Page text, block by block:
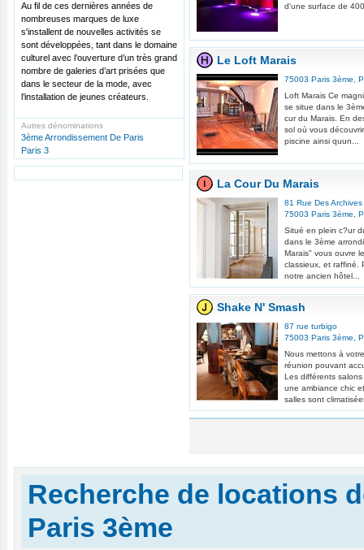
Au fil de ces dernières années de
nombreuses marques de luxe
s'installent de nouvelles activités se
sont développées, tant dans le domaine
culturel avec l’ouverture d’un très grand
nombre de galeries d’art prisées que
dans le secteur de la mode, avec
l’installation de jeunes créateurs.
Autres dénominations
3ème Arrondissement De Paris
Paris 3
d'une surface de
Le Loft Marais
75003 Paris 3ème
Loft Marais Ce
se situe dans le
cur du Marais. En
sol où vous
piscine ainsi quun...
La Cour Du Marais
81 Rue Des Archives
75003 Paris 3ème
Situé en plein c?ur
dans le 3ème
Marais" vous ouvre
classieux, et raffiné.
notre ancien hôtel...
Shake N' Smash
87 rue turbigo
75003 Paris 3ème
Nous mettons à
réunion pouvant
Les différents
une ambiance chic
salles sont
Recherche de locations
Paris 3ème